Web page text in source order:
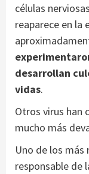
células
reaparece en la
desarrollan
vidas.
Otros virus han
mucho más
Uno de los
responsable de